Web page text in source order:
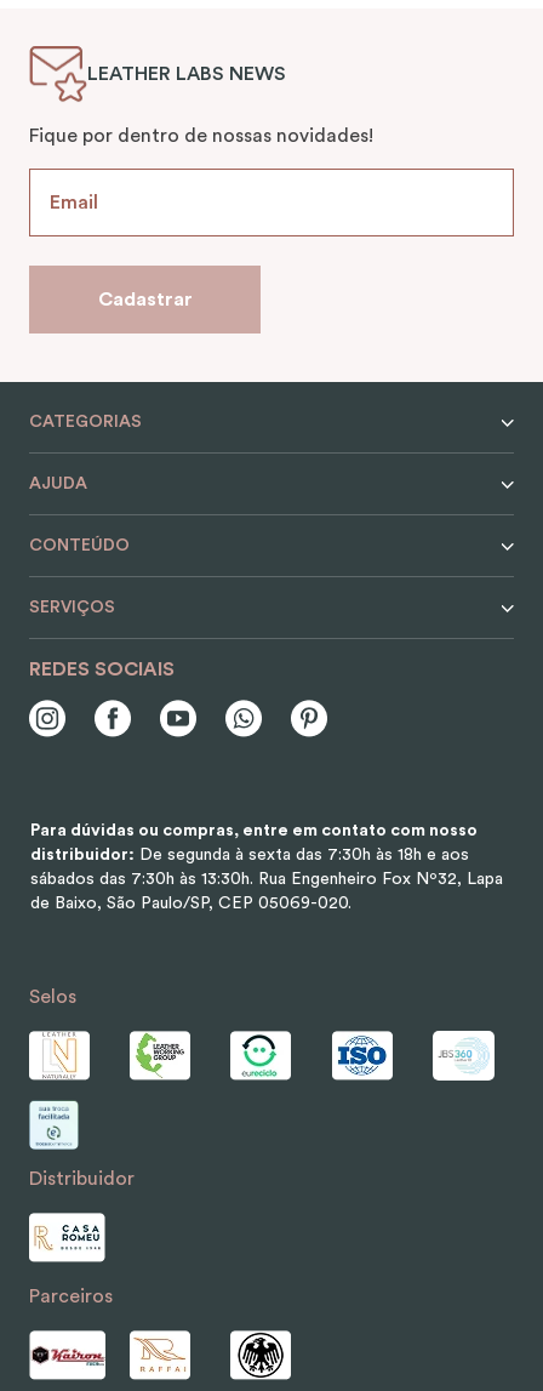
LEATHER LABS NEWS
Fique por dentro de nossas novidades!
Cadastrar
CATEGORIAS
AJUDA
CONTEÚDO
SERVIÇOS
REDES SOCIAIS
Para dúvidas ou compras, entre em contato com nosso
distribuidor: De segunda à sexta das 7:30h às 18h e aos
sábados das 7:30h às 13:30h. Rua Engenheiro Fox Nº32, Lapa
de Baixo, São Paulo/SP, CEP 05069-020.
Selos
Distribuidor
Parceiros